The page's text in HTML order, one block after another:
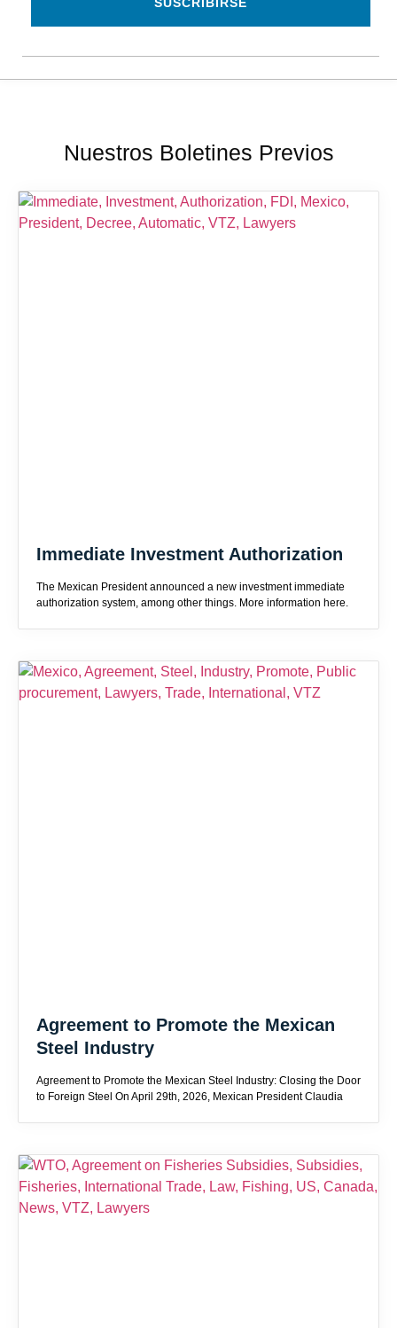
Nuestros Boletines Previos
Immediate Investment Authorization
The Mexican President announced a new investment immediate
authorization system, among other things. More information here.
Agreement to Promote the Mexican
Steel Industry
Agreement to Promote the Mexican Steel Industry: Closing the Door
to Foreign Steel On April 29th, 2026, Mexican President Claudia